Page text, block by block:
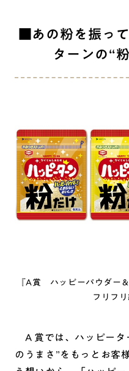
■あの粉を振っ
ターンの“
『A賞 ハッピーパウダー
フリフリ
A 賞では、ハッピータ
のうまさ”をもっとお客